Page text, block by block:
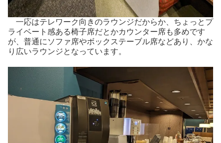
一応はテレワーク向きのラウンジだからか、ちょっとプ
ライベート感ある椅子席だとかカウンター席も多めです
が、普通にソファ席やボックステーブル席などあり、かな
り広いラウンジとなっています。